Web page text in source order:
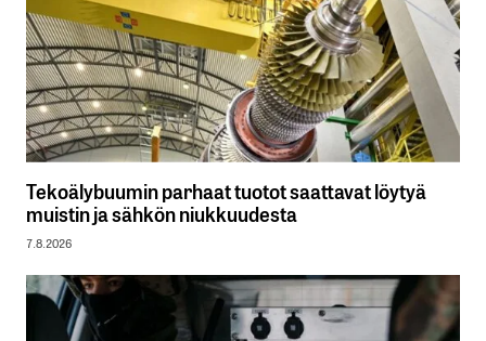
Tekoälybuumin parhaat tuotot saattavat löytyä
muistin ja sähkön niukkuudesta
7.8.2026